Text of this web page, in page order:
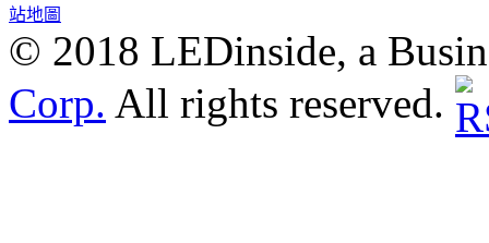
站地圖
© 2018 LEDinside, a
Corp. All rights reserved.